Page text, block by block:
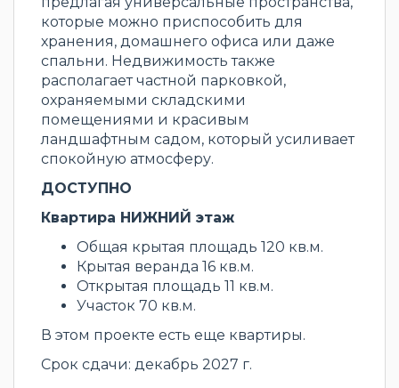
которые можно приспособить для
хранения, домашнего офиса или даже
спальни. Недвижимость также
располагает частной парковкой,
охраняемыми складскими
помещениями и красивым
ландшафтным садом, который усиливает
спокойную атмосферу.
ДОСТУПНО
Квартира НИЖНИЙ этаж
Общая крытая площадь 120 кв.м.
Крытая веранда 16 кв.м.
Открытая площадь 11 кв.м.
Участок 70 кв.м.
В этом проекте есть еще квартиры.
Срок сдачи: декабрь 2027 г.